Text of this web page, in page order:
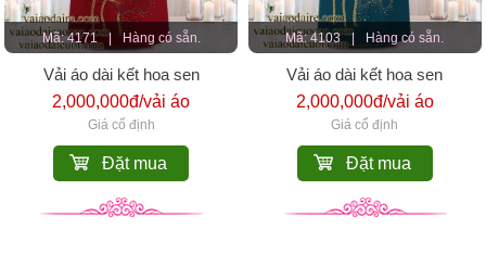
Mã: 4171 | Hàng có sẵn.
Vải áo dài kết hoa sen
2,000,000đ/vải áo
Giá cố định
Đặt mua
Mã: 4103 | Hàng có sẵn.
Vải áo dài kết hoa sen
2,000,000đ/vải áo
Giá cố định
Đặt mua